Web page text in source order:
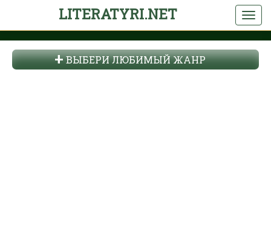
LITERATYRI.NET
ВЫБЕРИ ЛЮБИМЫЙ ЖАНР